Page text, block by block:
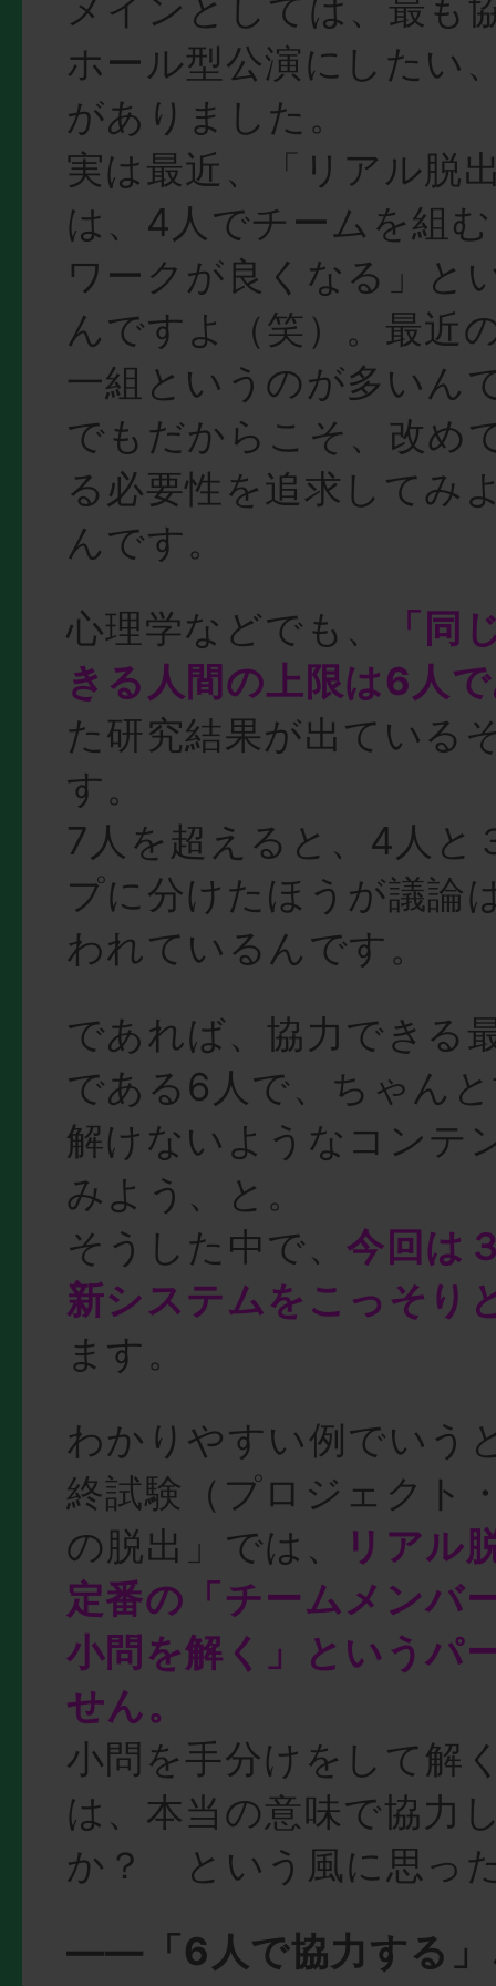
メインとしては、最も
ホール型公演にしたい
がありました。
実は最近、「リアル脱
は、4人でチームを組
ワークが良くなる」と
んですよ（笑）。最近
一組というのが多いん
でもだからこそ、改め
る必要性を追求してみ
んです。
心理学などでも、
「同
きる人間の上限は6人
た研究結果が出ている
す。
7人を超えると、4人と
プに分けたほうが議論
われているんです。
であれば、協力できる
である6人で、ちゃん
解けないようなコンテ
みよう、と。
そうした中で、今回は
新システムをこっそり
ます。
わかりやすい例でいう
終試験（プロジェクト
の脱出」では、
リアル
定番の「チームメンバ
小問を解く」というパ
せん。
小問を手分けをして解
は、本当の意味で協力
か？ という風に思っ
――「6人で協力する」